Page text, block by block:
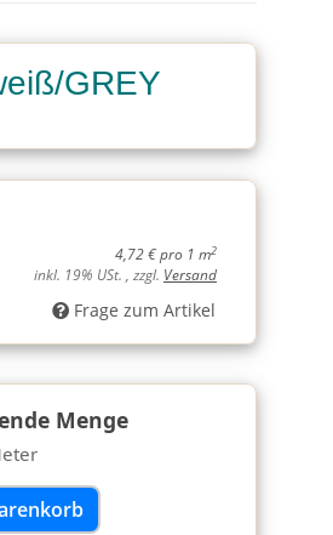
GREY
4,72 € pro 1 m2
inkl. 19% USt. , zzgl. Versand
Frage zum Artikel
Menge